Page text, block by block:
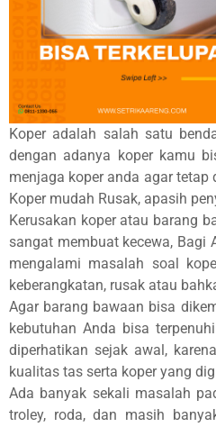
Koper adalah salah satu
dengan adanya koper kamu
menjaga koper anda agar
Koper mudah Rusak, apasih
Kerusakan koper atau barang
sangat membuat kecewa, Bagi
mengalami masalah soal
keberangkatan, rusak atau
Agar barang bawaan bisa
kebutuhan Anda bisa
diperhatikan sejak awal,
kualitas tas serta koper yang
Ada banyak sekali masalah
troley, roda, dan masih